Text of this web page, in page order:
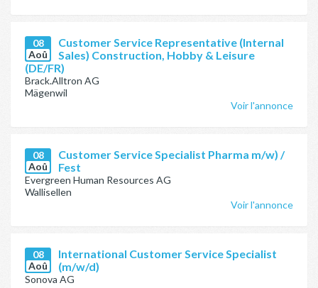
08
Aoû
Customer Service Representative (Internal
Sales) Construction, Hobby & Leisure
(DE/FR)
Brack.Alltron AG
Mägenwil
Voir l'annonce
08
Aoû
Customer Service Specialist Pharma m/w) /
Fest
Evergreen Human Resources AG
Wallisellen
Voir l'annonce
08
Aoû
International Customer Service Specialist
(m/w/d)
Sonova AG